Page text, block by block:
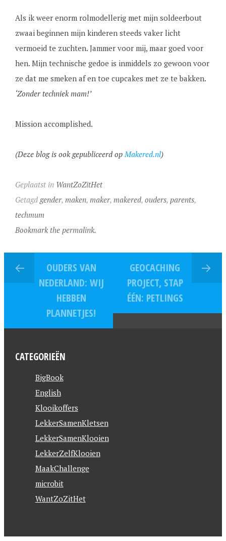
Als ik weer enorm rolmodellerig met mijn soldeerbout
zwaai beginnen mijn kinderen steeds vaker licht
vermoeid te zuchten. Jammer voor mij, maar goed voor
hen. Mijn technische gedoe is inmiddels zo gewoon voor
ze dat me smeken af en toe cupcakes met ze te bakken.
‘Zonder techniek mam!’
Mission accomplished.
(Deze blog is ook gepubliceerd opMakered.nl)
Geplaatst in WantZoZitHet
Getagdgender, maken, maker, makered, ouders, parents,
techmum
Bookmark the permalink.
OUDERS VAN
NEDERLAND: WIJ
HEBBEN
PLANNETJES!
GEOCACHING
PROJECT, STAP
ÉÉN: PETLINGS
CATEGORIEËN
BigBook
English
Klooikoffers
LekkerSamenKletsen
LekkerSamenKlooien
LekkerZelfKlooien
MaakChallenge
microbit
WantZoZitHet